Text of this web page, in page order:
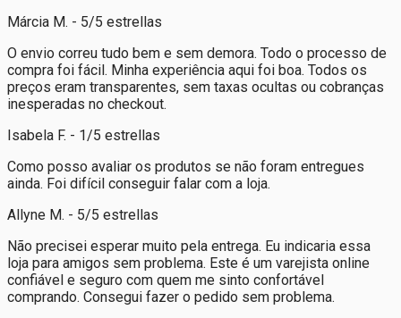
Márcia M. - 5/5 estrellas
O envio correu tudo bem e sem demora. Todo o processo de
compra foi fácil. Minha experiência aqui foi boa. Todos os
preços eram transparentes, sem taxas ocultas ou cobranças
inesperadas no checkout.
Isabela F. - 1/5 estrellas
Como posso avaliar os produtos se não foram entregues
ainda. Foi difícil conseguir falar com a loja.
Allyne M. - 5/5 estrellas
Não precisei esperar muito pela entrega. Eu indicaria essa
loja para amigos sem problema. Este é um varejista online
confiável e seguro com quem me sinto confortável
comprando. Consegui fazer o pedido sem problema.